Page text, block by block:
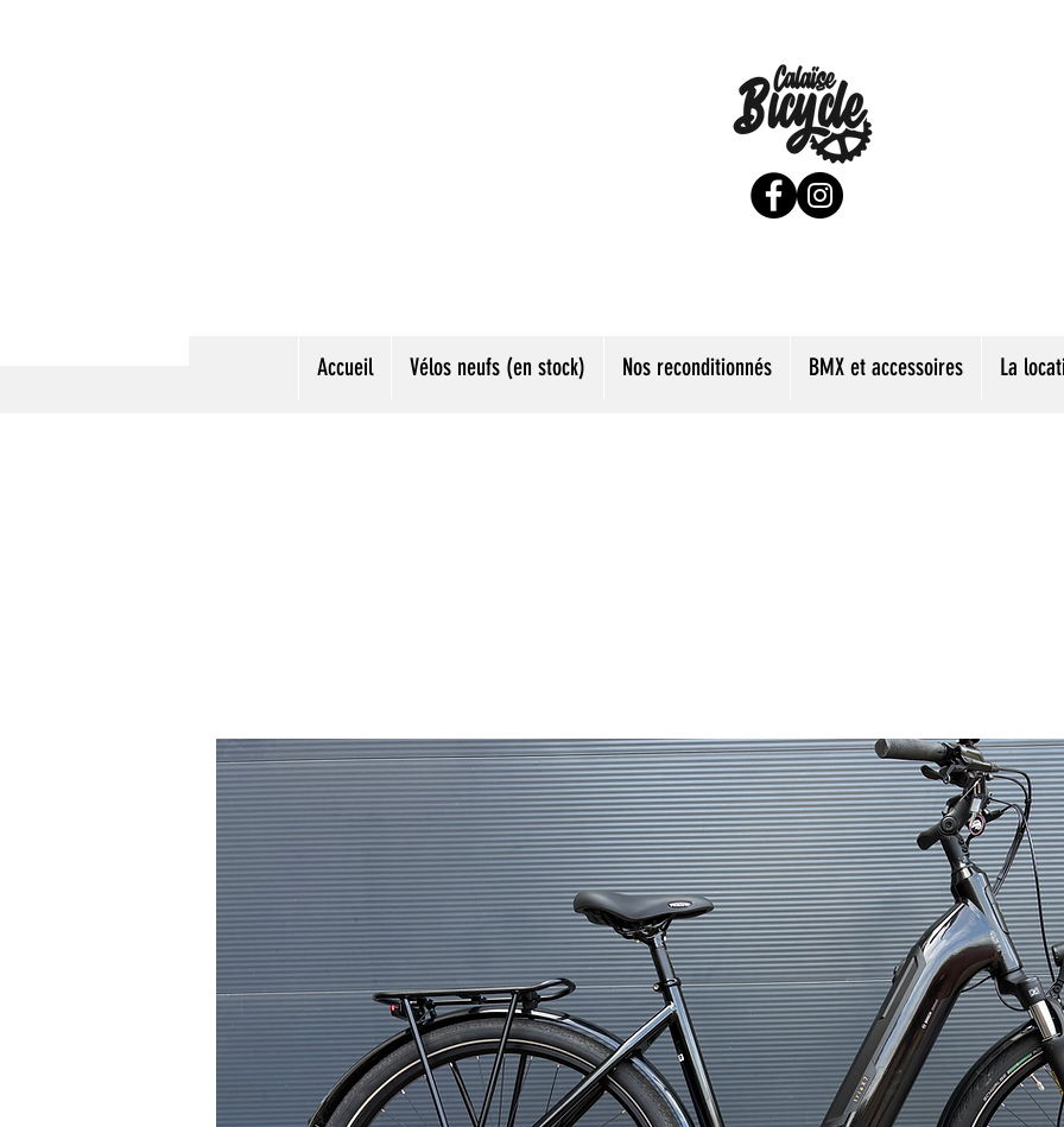
Accueil Vélos neufs (en stock) Nos reconditionnés BMX et accessoires La